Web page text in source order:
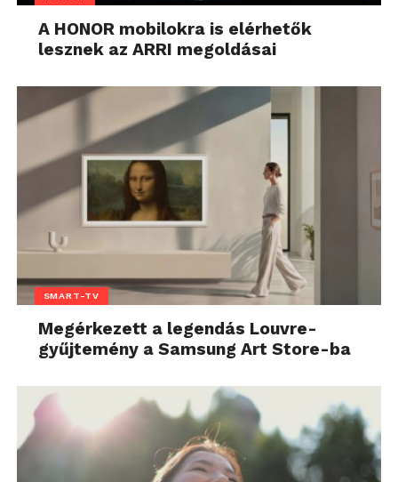
A HONOR mobilokra is elérhetők
lesznek az ARRI megoldásai
SMART-TV
Megérkezett a legendás Louvre-
gyűjtemény a Samsung Art Store-ba